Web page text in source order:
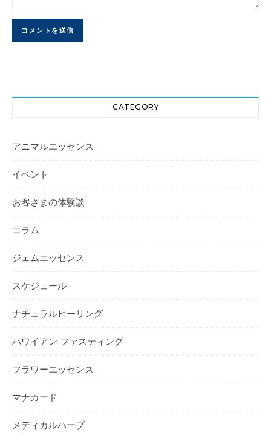
CATEGORY
アニマルエッセンス
イベント
お客さまの体験談
コラム
ジェムエッセンス
スケジュール
ナチュラルヒーリング
ハワイアン ファスティング
フラワーエッセンス
マナカード
メディカルハーブ